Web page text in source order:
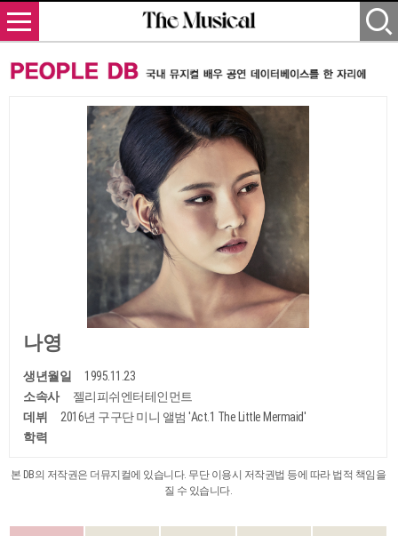
나영
생년월일
1995.11.23
소속사
젤리피쉬엔터테인먼트
데뷔
2016년 구구단 미니 앨범 'Act.1 The Little Mermaid'
학력
본 DB의 저작권은 더뮤지컬에 있습니다. 무단 이용시 저작권법 등에 따라 법적 책임을
질 수 있습니다.